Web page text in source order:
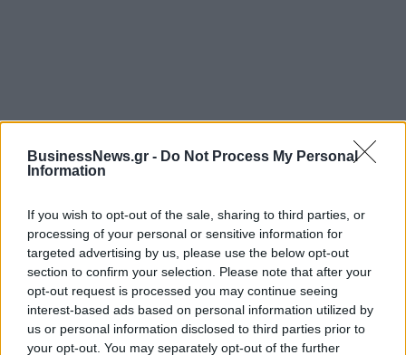
BusinessNews.gr - Do Not Process My Personal
Information
If you wish to opt-out of the sale, sharing to third parties, or
processing of your personal or sensitive information for
targeted advertising by us, please use the below opt-out
section to confirm your selection. Please note that after your
opt-out request is processed you may continue seeing
interest-based ads based on personal information utilized by
us or personal information disclosed to third parties prior to
your opt-out. You may separately opt-out of the further
ΡΟΗ ΕΙΔΗΣΕΩΝ
Χρηματιστήριο: Πτώση κατά 0,59%, στα 320,42
εκατ. ευρώ ο τζίρος
06/08/2026 - 18:10 ΟΙΚΟΝΟΜΙΑ
ΟΠΕΚΑ: Αύριο η δεύτερη πληρωμή των δικαιούχων
του Λογαριασμού Αγροτικής Εστίας
06/08/2026 - 17:40 ΟΙΚΟΝΟΜΙΑ